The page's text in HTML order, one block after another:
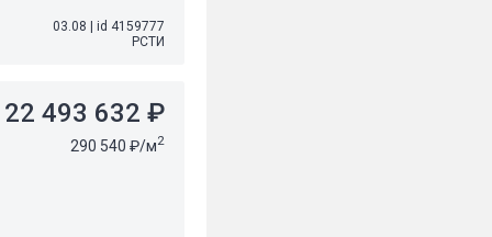
03.08 | id 4159777
РСТИ
22 493 632 ₽
290 540 ₽/м2